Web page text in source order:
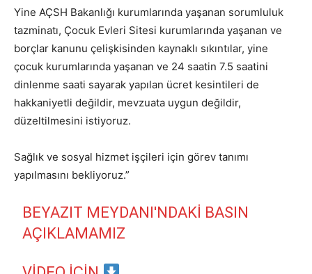
Yine AÇSH Bakanlığı kurumlarında yaşanan sorumluluk
tazminatı, Çocuk Evleri Sitesi kurumlarında yaşanan ve
borçlar kanunu çelişkisinden kaynaklı sıkıntılar, yine
çocuk kurumlarında yaşanan ve 24 saatin 7.5 saatini
dinlenme saati sayarak yapılan ücret kesintileri de
hakkaniyetli değildir, mevzuata uygun değildir,
düzeltilmesini istiyoruz.
Sağlık ve sosyal hizmet işçileri için görev tanımı
yapılmasını bekliyoruz.”
BEYAZIT MEYDANI'NDAKİ BASIN
AÇIKLAMAMIZ